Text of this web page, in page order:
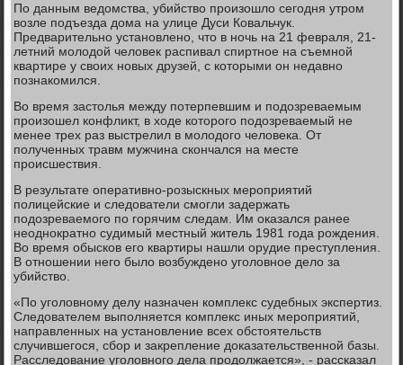
По данным ведомства, убийство произошло сегодня утром
возле подъезда дома на улице Дуси Ковальчук.
Предварительно установлено, что в ночь на 21 февраля, 21-
летний молодой человек распивал спиртное на съемной
квартире у своих новых друзей, с которыми он недавно
познакомился.
Во время застолья между потерпевшим и подозреваемым
произошел конфликт, в ходе которого подозреваемый не
менее трех раз выстрелил в молодого человека. От
полученных травм мужчина скончался на месте
происшествия.
В результате оперативно-розыскных мероприятий
полицейские и следователи смогли задержать
подозреваемого по горячим следам. Им оказался ранее
неоднократно судимый местный житель 1981 года рождения.
Во время обысков его квартиры нашли орудие преступления.
В отношении него было возбуждено уголовное дело за
убийство.
«По уголовному делу назначен комплекс судебных экспертиз.
Следователем выполняется комплекс иных мероприятий,
направленных на установление всех обстоятельств
случившегося, сбор и закрепление доказательственной базы.
Расследование уголовного дела продолжается», - рассказал